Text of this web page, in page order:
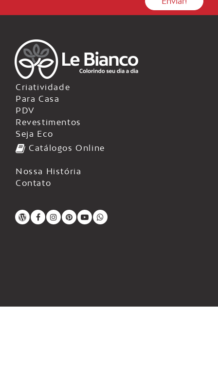
Criatividade
Para Casa
PDV
Revestimentos
Seja Eco
Catálogos Online
Nossa História
Contato